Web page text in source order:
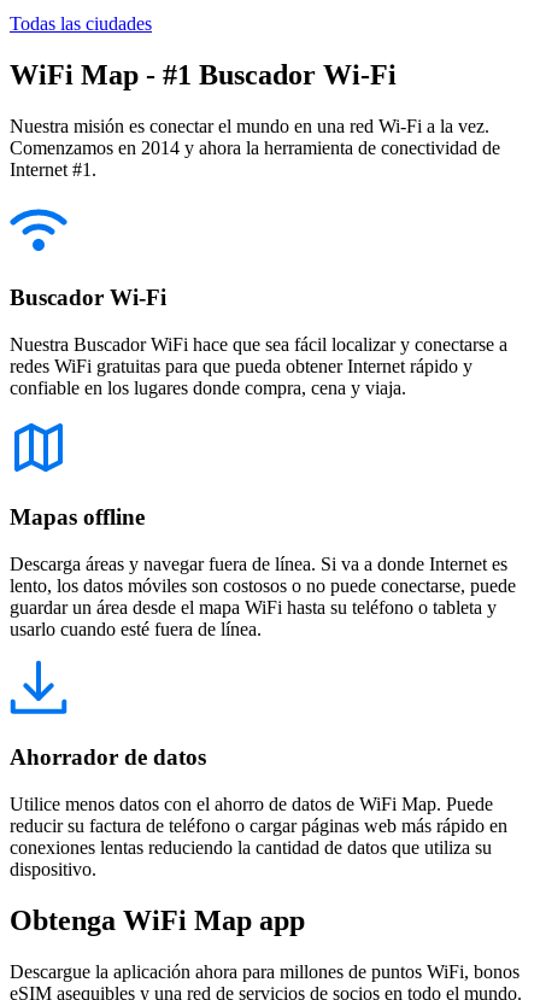
Todas las ciudades
WiFi Map - #1 Buscador Wi-Fi
Nuestra misión es conectar el mundo en una red Wi-Fi a la vez.
Comenzamos en 2014 y ahora la herramienta de conectividad de
Internet #1.
Buscador Wi-Fi
Nuestra Buscador WiFi hace que sea fácil localizar y conectarse a
redes WiFi gratuitas para que pueda obtener Internet rápido y
confiable en los lugares donde compra, cena y viaja.
Mapas offline
Descarga áreas y navegar fuera de línea. Si va a donde Internet es
lento, los datos móviles son costosos o no puede conectarse, puede
guardar un área desde el mapa WiFi hasta su teléfono o tableta y
usarlo cuando esté fuera de línea.
Ahorrador de datos
Utilice menos datos con el ahorro de datos de WiFi Map. Puede
reducir su factura de teléfono o cargar páginas web más rápido en
conexiones lentas reduciendo la cantidad de datos que utiliza su
dispositivo.
Obtenga WiFi Map app
Descargue la aplicación ahora para millones de puntos WiFi, bonos
eSIM asequibles y una red de servicios de socios en todo el mundo.